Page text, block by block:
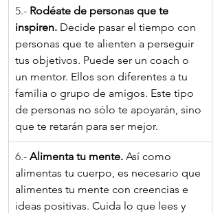
5.- Rodéate de personas que te
inspiren. Decide pasar el tiempo con
personas que te alienten a perseguir
tus objetivos. Puede ser un coach o
un mentor. Ellos son diferentes a tu
familia o grupo de amigos. Este tipo
de personas no sólo te apoyarán, sino
que te retarán para ser mejor.
6.- Alimenta tu mente. Así como
alimentas tu cuerpo, es necesario que
alimentes tu mente con creencias e
ideas positivas. Cuida lo que lees y